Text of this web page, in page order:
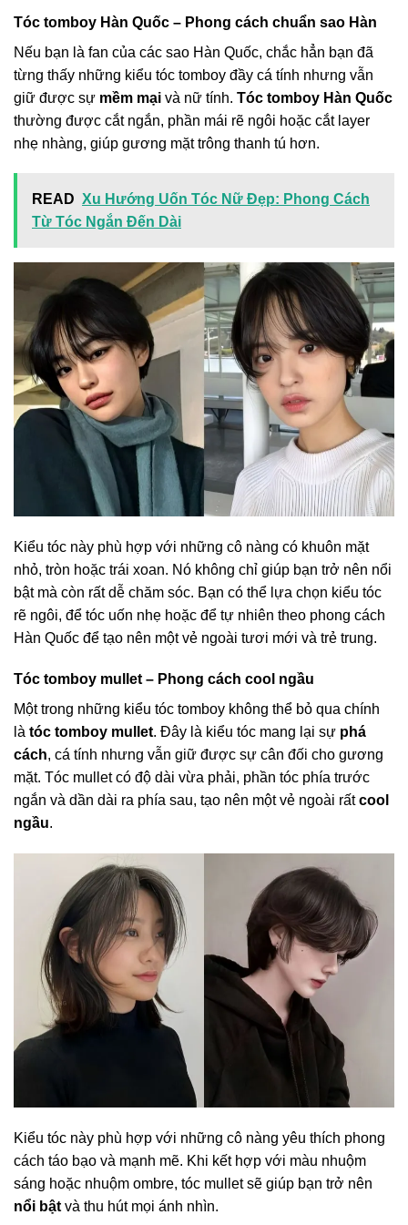
Tóc tomboy Hàn Quốc – Phong cách chuẩn sao Hàn
Nếu bạn là fan của các sao Hàn Quốc, chắc hẳn bạn đã
từng thấy những kiểu tóc tomboy đầy cá tính nhưng vẫn
giữ được sự mềm mại và nữ tính. Tóc tomboy Hàn Quốc
thường được cắt ngắn, phần mái rẽ ngôi hoặc cắt layer
nhẹ nhàng, giúp gương mặt trông thanh tú hơn.
READ Xu Hướng Uốn Tóc Nữ Đẹp: Phong Cách
Từ Tóc Ngắn Đến Dài
Kiểu tóc này phù hợp với những cô nàng có khuôn mặt
nhỏ, tròn hoặc trái xoan. Nó không chỉ giúp bạn trở nên nổi
bật mà còn rất dễ chăm sóc. Bạn có thể lựa chọn kiểu tóc
rẽ ngôi, để tóc uốn nhẹ hoặc để tự nhiên theo phong cách
Hàn Quốc để tạo nên một vẻ ngoài tươi mới và trẻ trung.
Tóc tomboy mullet – Phong cách cool ngầu
Một trong những kiểu tóc tomboy không thể bỏ qua chính
là tóc tomboy mullet. Đây là kiểu tóc mang lại sự phá
cách, cá tính nhưng vẫn giữ được sự cân đối cho gương
mặt. Tóc mullet có độ dài vừa phải, phần tóc phía trước
ngắn và dần dài ra phía sau, tạo nên một vẻ ngoài rấtcool
ngầu.
Kiểu tóc này phù hợp với những cô nàng yêu thích phong
cách táo bạo và mạnh mẽ. Khi kết hợp với màu nhuộm
sáng hoặc nhuộm ombre, tóc mullet sẽ giúp bạn trở nên
nổi bật và thu hút mọi ánh nhìn.